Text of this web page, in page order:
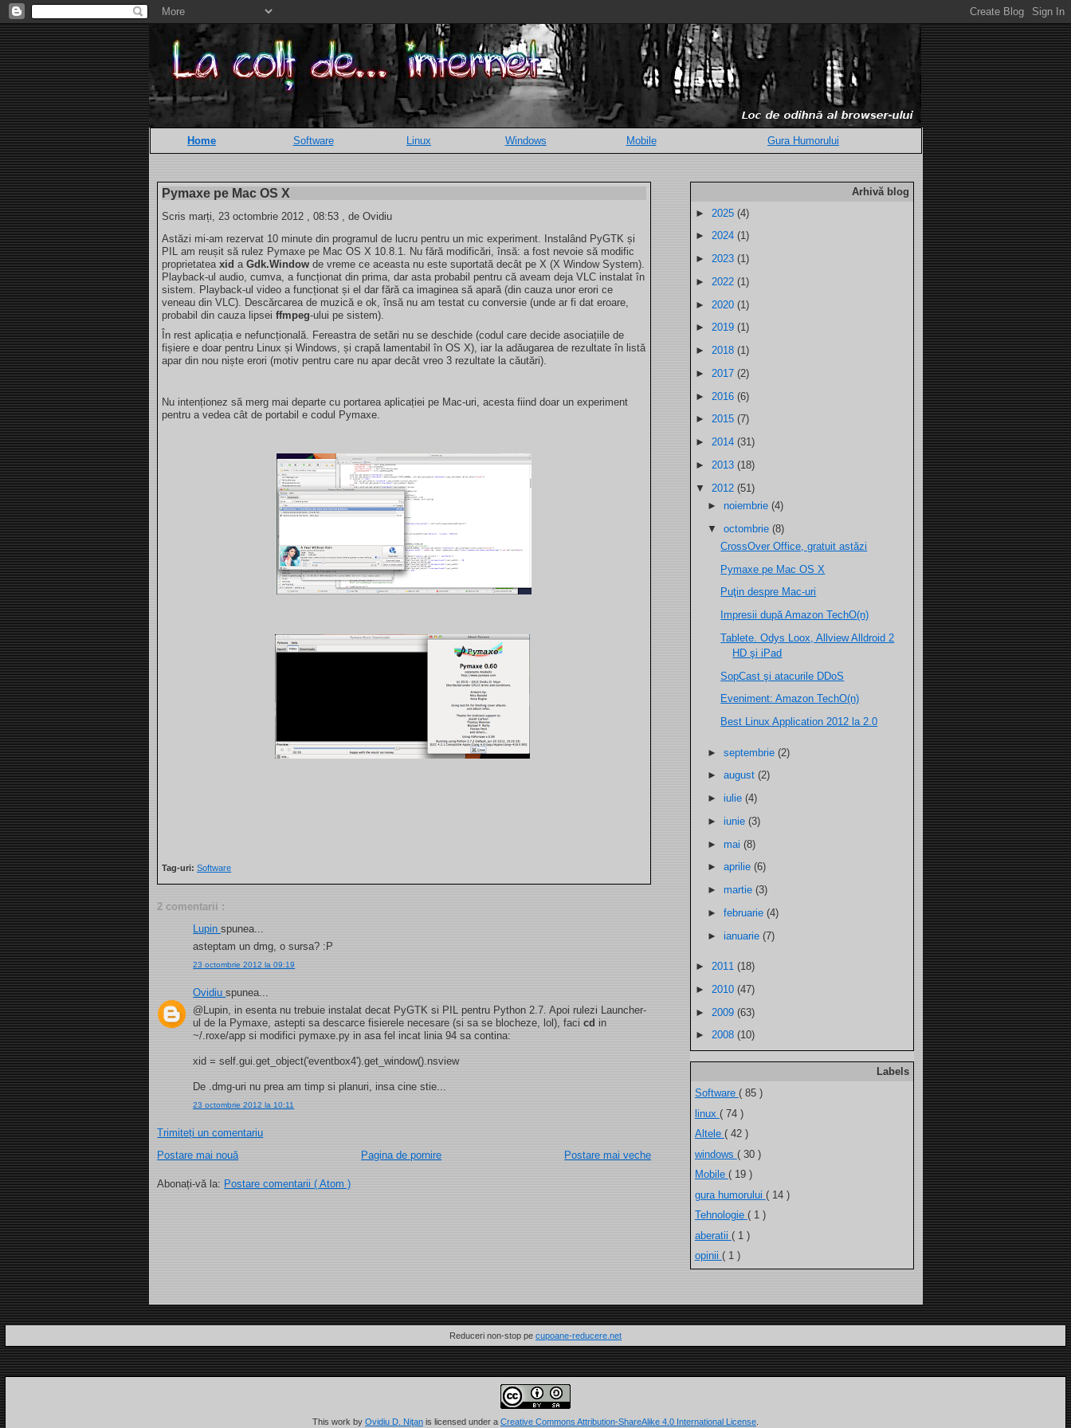
Home Software Linux Windows Mobile Gura Humorului
Pymaxe pe Mac OS X
Scris marți, 23 octombrie 2012 , 08:53 , de Ovidiu
Astăzi mi-am rezervat 10 minute din programul de lucru pentru un mic experiment. Instalând PyGTK și
PIL am reușit să rulez Pymaxe pe Mac OS X 10.8.1. Nu fără modificări, însă: a fost nevoie să modific
proprietateaxid aGdk.Window de vreme ce aceasta nu este suportată decât pe X (X Window System).
Playback-ul audio, cumva, a funcționat din prima, dar asta probabil pentru că aveam deja VLC instalat în
sistem. Playback-ul video a funcționat și el dar fără ca imaginea să apară (din cauza unor erori ce
veneau din VLC). Descărcarea de muzică e ok, însă nu am testat cu conversie (unde ar fi dat eroare,
probabil din cauza lipseiffmpeg-ului pe sistem).
În rest aplicația e nefuncțională. Fereastra de setări nu se deschide (codul care decide asociațiile de
fișiere e doar pentru Linux și Windows, și crapă lamentabil în OS X), iar la adăugarea de rezultate în listă
apar din nou niște erori (motiv pentru care nu apar decât vreo 3 rezultate la căutări).
Nu intenționez să merg mai departe cu portarea aplicației pe Mac-uri, acesta fiind doar un experiment
pentru a vedea cât de portabil e codul Pymaxe.
Tag-uri:Software
2 comentarii :
Lupinspunea...
asteptam un dmg, o sursa? :P
23 octombrie 2012 la 09:19
Ovidiuspunea...
@Lupin, in esenta nu trebuie instalat decat PyGTK si PIL pentru Python 2.7. Apoi rulezi Launcher-
ul de la Pymaxe, astepti sa descarce fisierele necesare (si sa se blocheze, lol), facicd in
~/.roxe/app si modifici pymaxe.py in asa fel incat linia 94 sa contina:
xid = self.gui.get_object('eventbox4').get_window().nsview
De .dmg-uri nu prea am timp si planuri, insa cine stie...
23 octombrie 2012 la 10:11
Trimiteți un comentariu
Postare mai nouă
Postare mai veche
Pagina de pornire
Abonați-vă la: Postare comentarii ( Atom )
Arhivă blog
► 2025 (4)
► 2024 (1)
► 2023 (1)
► 2022 (1)
► 2020 (1)
► 2019 (1)
► 2018 (1)
► 2017 (2)
► 2016 (6)
► 2015 (7)
► 2014 (31)
► 2013 (18)
▼ 2012 (51)
►noiembrie(4)
▼octombrie(8)
CrossOver Office, gratuit astăzi
Pymaxe pe Mac OS X
Puţin despre Mac-uri
Impresii după Amazon TechO(n)
Tablete. Odys Loox, Allview Alldroid 2
HD şi iPad
SopCast şi atacurile DDoS
Eveniment: Amazon TechO(n)
Best Linux Application 2012 la 2.0
►septembrie(2)
►august(2)
►iulie(4)
►iunie(3)
►mai(8)
►aprilie(6)
►martie(3)
►februarie(4)
►ianuarie(7)
► 2011 (18)
► 2010 (47)
► 2009 (63)
► 2008 (10)
Labels
Software ( 85 )
linux ( 74 )
Altele ( 42 )
windows ( 30 )
Mobile ( 19 )
gura humorului ( 14 )
Tehnologie ( 1 )
aberatii ( 1 )
opinii ( 1 )
Reduceri non-stop pe cupoane-reducere.net
This work by Ovidiu D. Niţan is licensed under a Creative Commons Attribution-ShareAlike 4.0 International License